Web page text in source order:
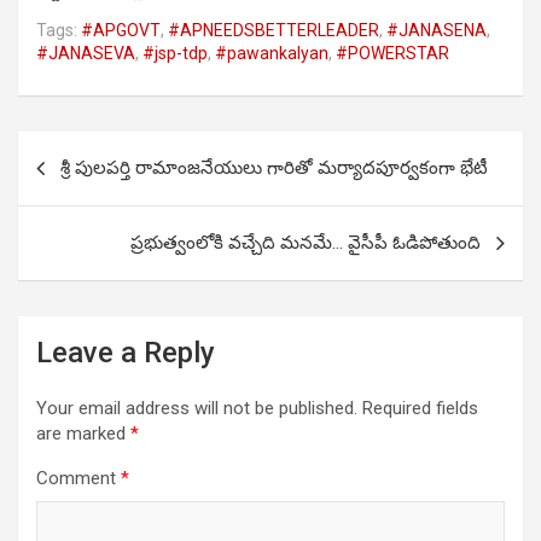
Tags: #APGOVT, #APNEEDSBETTERLEADER, #JANASENA,
#JANASEVA, #jsp-tdp, #pawankalyan, #POWERSTAR
navigation
శ్రీ పులపర్తి రామాంజనేయులు గారితో మర్యాదపూర్వకంగా భేటీ
ప్రభుత్వంలోకి వచ్చేది మనమే… వైసీపీ ఓడిపోతుంది
Leave a Reply
Your email address will not be published. Required fields
are marked *
Comment *